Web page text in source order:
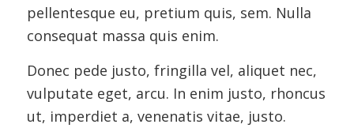
pellentesque eu, pretium quis, sem. Nulla
consequat massa quis enim.
Donec pede justo, fringilla vel, aliquet nec,
vulputate eget, arcu. In enim justo, rhoncus
ut, imperdiet a, venenatis vitae, justo.